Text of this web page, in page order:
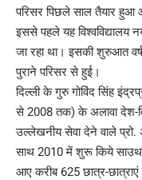
परिसर पिछले साल तैयार हुआ
इससे पहले यह विश्वविद्यालय
जा रहा था। इसकी शुरुआत
पुराने परिसर से हुई।
दिल्ली के गुरु गोविंद सिंह
से 2008 तक) के अलावा देश-
उल्लेखनीय सेवा देने वाले प्रो.
साथ 2010 में शुरू किये साउथ
आए करीब 625 छात्र-